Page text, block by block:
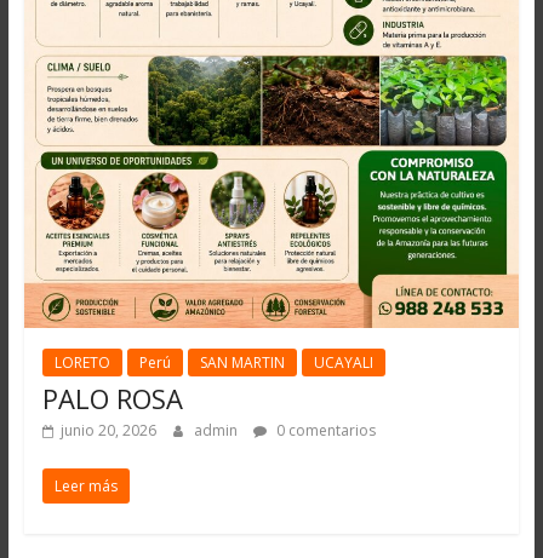
LORETO Perú SAN MARTIN UCAYALI
PALO ROSA
junio 20, 2026 admin 0 comentarios
Leer más